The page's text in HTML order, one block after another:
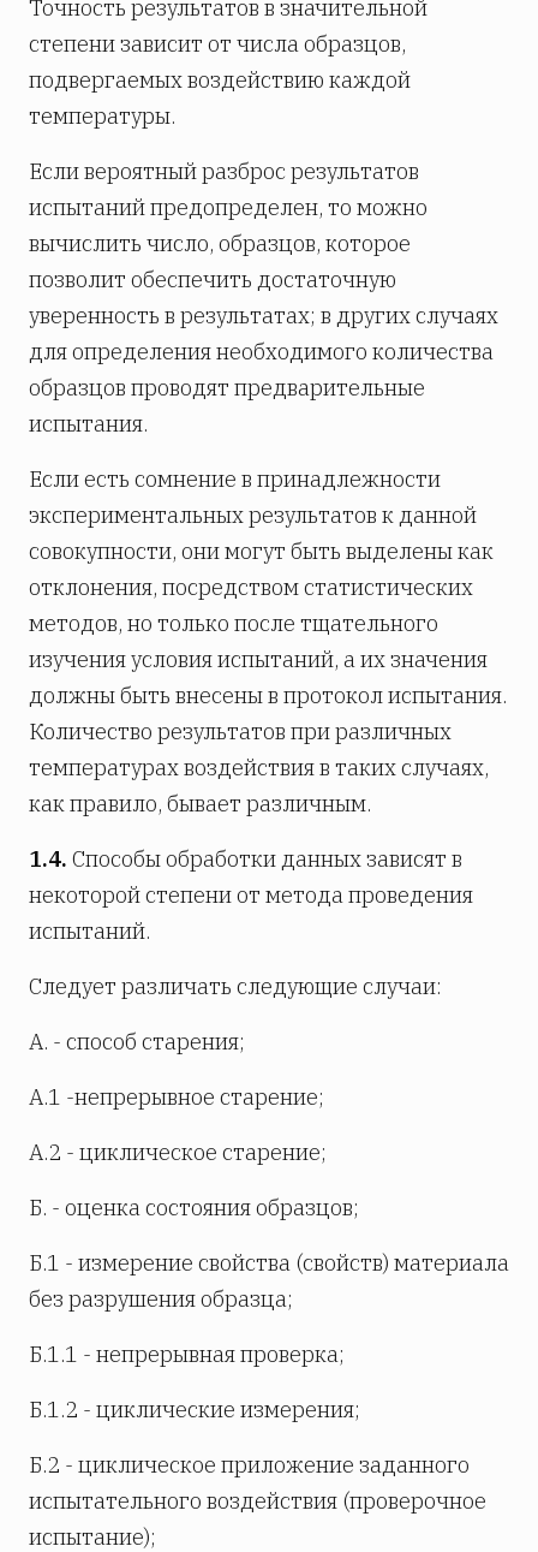
Точность результатов в значительной
степени зависит от числа образцов,
подвергаемых воздействию каждой
температуры.
Если вероятный разброс результатов
испытаний предопределен, то можно
вычислить число, образцов, которое
позволит обеспечить достаточную
уверенность в результатах; в других случаях
для определения необходимого количества
образцов проводят предварительные
испытания.
Если есть сомнение в принадлежности
экспериментальных результатов к данной
совокупности, они могут быть выделены как
отклонения, посредством статистических
методов, но только после тщательного
изучения условия испытаний, а их значения
должны быть внесены в протокол испытания.
Количество результатов при различных
температурах воздействия в таких случаях,
как правило, бывает различным.
1.4. Способы обработки данных зависят в
некоторой степени от метода проведения
испытаний.
Следует различать следующие случаи:
А. - способ старения;
A.1 -непрерывное старение;
А.2 - циклическое старение;
Б. - оценка состояния образцов;
Б.1 - измерение свойства (свойств) материала
без разрушения образца;
Б.1.1 - непрерывная проверка;
Б.1.2 - циклические измерения;
Б.2 - циклическое приложение заданного
испытательного воздействия (проверочное
испытание);